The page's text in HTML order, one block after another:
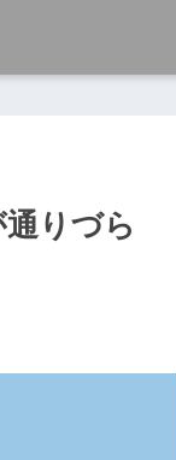
りづら